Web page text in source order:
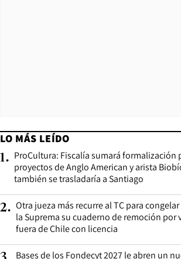
LO MÁS LEÍDO
1. ProCultura: Fiscalía sumará formalización
proyectos de Anglo American y arista
también se trasladaría a Santiago
2. Otra jueza más recurre al TC para congelar
la Suprema su cuaderno de remoción por
fuera de Chile con licencia
Bases de los Fondecyt 2027 le abren un